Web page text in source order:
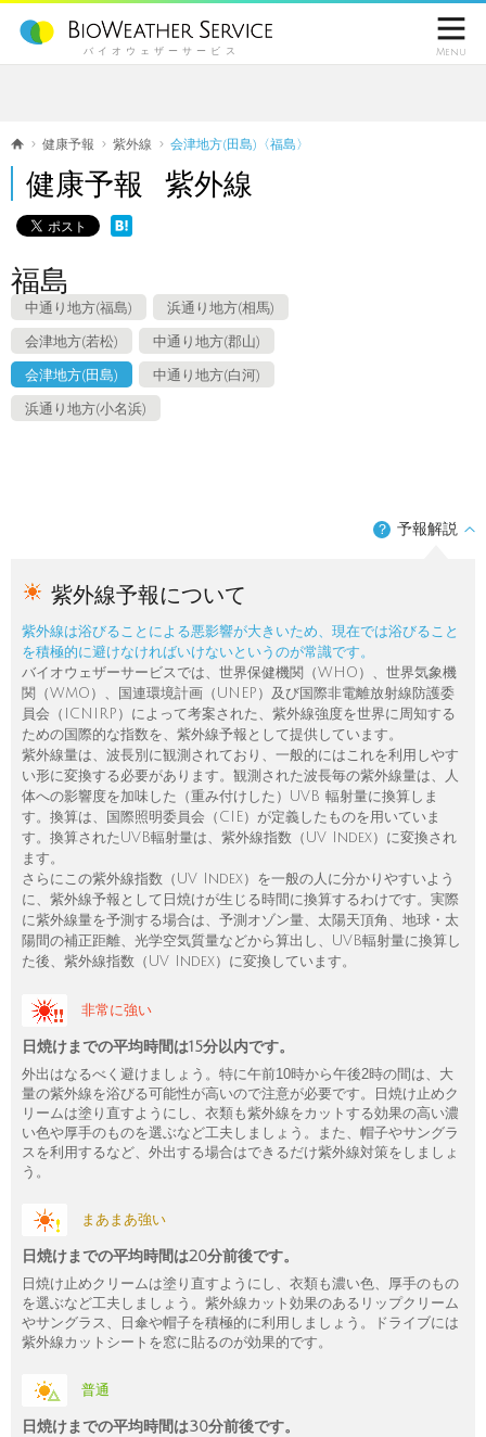
バイオウェザーサービス

Menu
健康予報 紫外線 会津地方(田島)〈福島〉
健康予報 紫外線
福島
中通り地方(福島) 浜通り地方(相馬)
会津地方(若松) 中通り地方(郡山)
会津地方(田島) 中通り地方(白河)
浜通り地方(小名浜)
？ 予報解説
紫外線予報について
紫外線は浴びることによる悪影響が大きいため、現在では浴びること
を積極的に避けなければいけないというのが常識です。
バイオウェザーサービスでは、世界保健機関（WHO）、世界気象機
関（WMO）、国連環境計画（UNEP）及び国際非電離放射線防護委
員会（ICNIRP）によって考案された、紫外線強度を世界に周知する
ための国際的な指数を、紫外線予報として提供しています。
紫外線量は、波長別に観測されており、一般的にはこれを利用しやす
い形に変換する必要があります。観測された波長毎の紫外線量は、人
体への影響度を加味した（重み付けした）UVB 輻射量に換算しま
す。換算は、国際照明委員会（CIE）が定義したものを用いていま
す。換算されたUVB輻射量は、紫外線指数（UV Index）に変換され
ます。
さらにこの紫外線指数（UV Index）を一般の人に分かりやすいよう
に、紫外線予報として日焼けが生じる時間に換算するわけです。実際
に紫外線量を予測する場合は、予測オゾン量、太陽天頂角、地球・太
陽間の補正距離、光学空気質量などから算出し、UVB輻射量に換算し
た後、紫外線指数（UV Index）に変換しています。
非常に強い
日焼けまでの平均時間は15分以内です。
外出はなるべく避けましょう。特に午前10時から午後2時の間は、大
量の紫外線を浴びる可能性が高いので注意が必要です。日焼け止めク
リームは塗り直すようにし、衣類も紫外線をカットする効果の高い濃
い色や厚手のものを選ぶなど工夫しましょう。また、帽子やサングラ
スを利用するなど、外出する場合はできるだけ紫外線対策をしましょ
う。
まあまあ強い
日焼けまでの平均時間は20分前後です。
日焼け止めクリームは塗り直すようにし、衣類も濃い色、厚手のもの
を選ぶなど工夫しましょう。紫外線カット効果のあるリップクリーム
やサングラス、日傘や帽子を積極的に利用しましょう。ドライブには
紫外線カットシートを窓に貼るのが効果的です。
普通
日焼けまでの平均時間は30分前後です。